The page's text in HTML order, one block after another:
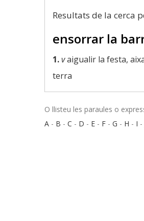
Resultats de la cerca
ensorrar la
1.vaigualir la festa,
terra
O llisteu les paraules o
A - B - C - D - E - F - G - H - I -